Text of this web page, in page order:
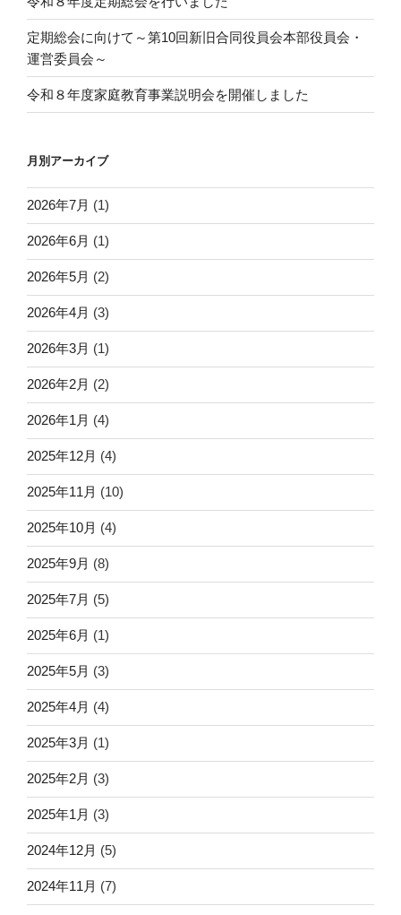
定期総会に向けて～第10回新旧合同役員会本部役員会・
運営委員会～
令和８年度家庭教育事業説明会を開催しました
月別アーカイブ
2026年7月 (1)
2026年6月 (1)
2026年5月 (2)
2026年4月 (3)
2026年3月 (1)
2026年2月 (2)
2026年1月 (4)
2025年12月 (4)
2025年11月 (10)
2025年10月 (4)
2025年9月 (8)
2025年7月 (5)
2025年6月 (1)
2025年5月 (3)
2025年4月 (4)
2025年3月 (1)
2025年2月 (3)
2025年1月 (3)
2024年12月 (5)
2024年11月 (7)